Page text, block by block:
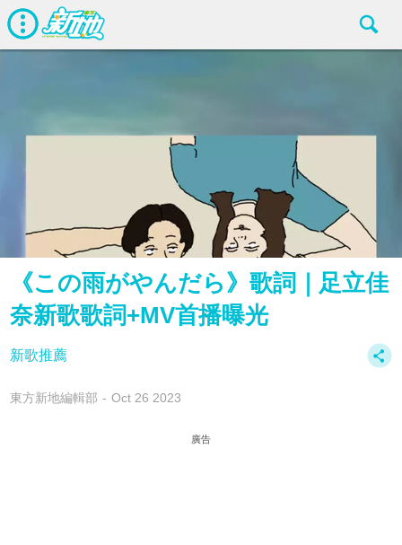
《この雨がやんだら》歌詞｜足立佳
奈新歌歌詞+MV首播曝光
新歌推薦
東方新地編輯部 Oct 26 2023
廣告